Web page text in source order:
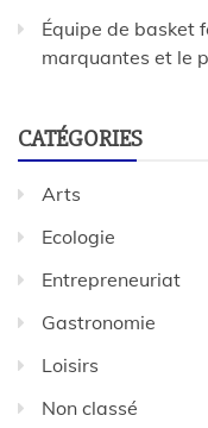
Équipe de basket
marquantes et le
CATÉGORIES
Arts
Ecologie
Entrepreneuriat
Gastronomie
Loisirs
Non classé